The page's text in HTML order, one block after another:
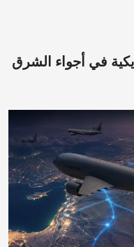
في أجواء الشرق